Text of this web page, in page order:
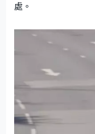
處。